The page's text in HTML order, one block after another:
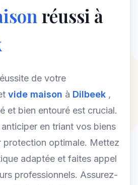
réussi à
de votre
vide maison à Dilbeek ,
et bien entouré est crucial.
en triant vos biens
protection optimale. Mettez
adaptée et faites appel
professionnels. Assurez-